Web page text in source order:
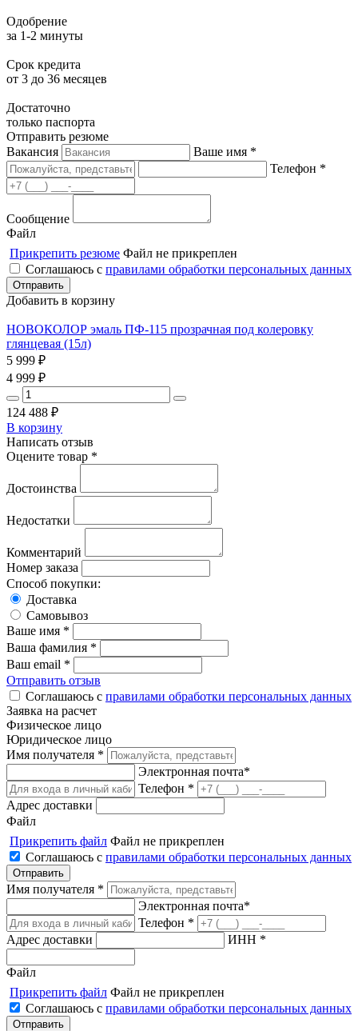
Одобрение
за 1-2 минуты
Срок кредита
от 3 до 36 месяцев
Достаточно
только паспорта
Отправить резюме
Вакансия
Ваше имя *
Телефон *
Сообщение
Файл
Прикрепить резюме Файл не прикреплен
Соглашаюсь с правилами обработки персональных данных
Добавить в корзину
НОВОКОЛОР эмаль ПФ-115 прозрачная под колеровку
глянцевая (15л)
5 999 ₽
4 999 ₽
124 488 ₽
В корзину
Написать отзыв
Оцените товар *
Достоинства
Недостатки
Комментарий
Номер заказа
Способ покупки:
Доставка
Самовывоз
Ваше имя *
Ваша фамилия *
Ваш email *
Отправить отзыв
Соглашаюсь с правилами обработки персональных данных
Заявка на расчет
Физическое лицо
Юридическое лицо
Имя получателя *
Электронная почта*
Телефон *
Адрес доставки
Файл
Прикрепить файл Файл не прикреплен
Соглашаюсь с правилами обработки персональных данных
Имя получателя *
Электронная почта*
Телефон *
Адрес доставки
ИНН *
Файл
Прикрепить файл Файл не прикреплен
Соглашаюсь с правилами обработки персональных данных